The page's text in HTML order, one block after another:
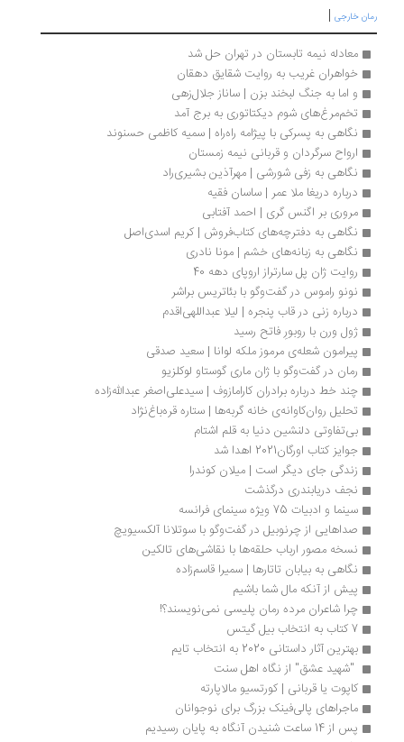
خارجی|
معادله نیمه تابستان در تهران حل شد
خواهران غریب به روایت شقایق دهقان
و اما به جنگ لبخند بزن | ساناز جلال‌زهی
تخم‌مرغ‌های شوم دیکتاتوری به برج آمد
نگاهی به پسرکی با پیژامه راه‌راه | سمیه کاظمی حسنوند
ارواح سرگردان و قربانی نیمه زمستان
نگاهی به زفی شورشی | مهرآذین بشیری‌راد
درباره دریغا ملا عمر | ساسان فقیه
مروری بر اگنس گری | احمد آفتابی
نگاهی به دفترچه‌های کتاب‌فروش | کریم اسدی‌اصل
نگاهی به زبانه‌های خشم | مونا نادری
روایت ژان پل سارتراز اروپای دهه 40
نونو راموس در گفت‌وگو با بئاتریس براشر
درباره زنی در قاب پنجره | لیلا عبداللهی‌اقدم
ژول‌ ورن با روبورِ فاتح رسید
پیرامون شعله‌ی مرموز ملکه لوانا | سعید صدقی
رمان در گفت‌وگو با ژان ماری گوستاو لوکلزیو
چند خط درباره برادران کارامازوف | سیدعلی‌اصغر عبدالله‌زاده
تحلیل روان‌کاوانه‌ی خانه گربه‌ها | ستاره قره‌باغ‌نژاد
بی‌تفاوتی دلنشین دنیا به قلم اشتام
جوایز کتاب اورگان2021 اهدا شد
زندگی جای دیگر است | میلان کوندرا
نجف دریابندری درگذشت
سینما و ادبیات 75 ویژه سینمای فرانسه
صداهایی از چرنوبیل در گفت‌وگو با سوتلانا آلکسیویچ
نسخه مصور ارباب حلقه‌ها با نقاشی‌های تالکین
نگاهی به بیابان تاتارها | سمیرا قاسم‌زاده
پیش از آنکه مال شما باشیم
چرا شاعران مرده رمان پلیسی نمی‌نویسند؟!
بهترین آثار داستانی 2020 به انتخاب تایم
"شهید عشق" از نگاه اهل سنت
کاپوت یا قربانی | کورتسیو مالاپارته
ماجراهای پالی‌فینک بزرگ برای نوجوانان
پس از 14 ساعت شنیدن آنگاه به پایان رسیدیم